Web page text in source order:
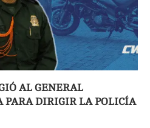
AL GENERAL
PARA DIRIGIR LA POLICÍA